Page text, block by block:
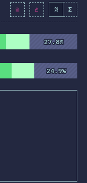
9442 ) % Σ
27.8%
27.8%
24.9%
24.9%